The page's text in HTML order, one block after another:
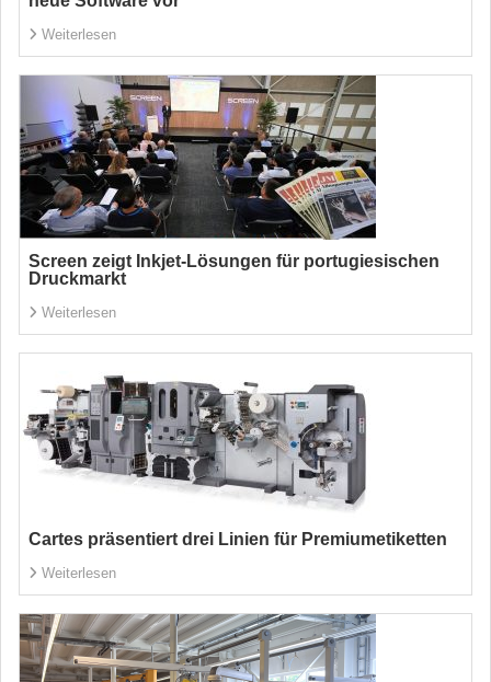
Weiterlesen
Screen zeigt Inkjet-Lösungen für portugiesischen
Druckmarkt
Weiterlesen
Cartes präsentiert drei Linien für Premiumetiketten
Weiterlesen